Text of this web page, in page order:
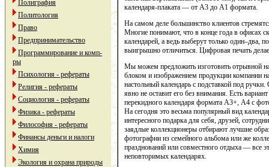
Полиграфия
Политология
Право
Предпринимательство
Программирование и комп-
ры
Психология - рефераты
Религия - рефераты
Социология - рефераты
Физика - рефераты
Философия - рефераты
Финансы деньги и налоги
Химия
Экология и охрана природы
календаря-плаката — от А3 до А1 формата.
На самом деле большинство клиентов
Многие понимают, что в конце года в офисах
календарей, а ведь выберут только один–два,
выигрышно отличиться. Цифровая печать
Мы можем предложить изготовить отрывной
блоком и изображением продукции компании
настольный календарь с подставкой под
явно не оставит его без внимания. Есть
перекидного календаря формата А3+, А4 с
На сегодня это весьма популярный вид
интересного подарка для себя, друзей,
заядлые коллекционеры отбирают лучшие
фотографии из семейного альбома или же
празднований или совместного отдыха — все
неповторимых календарях.